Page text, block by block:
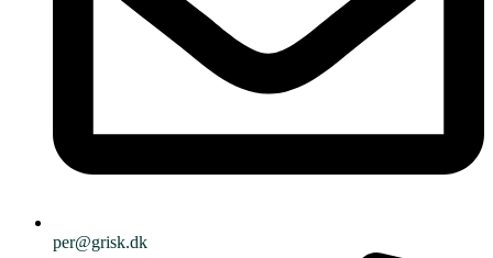
per@grisk.dk